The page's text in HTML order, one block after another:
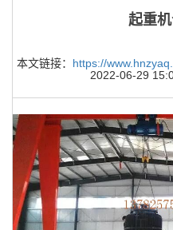
起重
本文链接： https://
2022-06-29